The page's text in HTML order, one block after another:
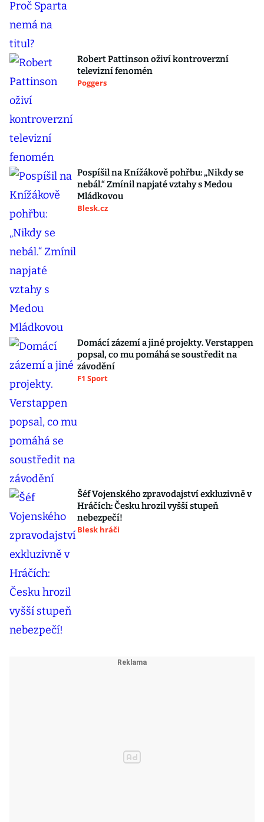
Robert Pattinson oživí kontroverzní
televizní fenomén
Poggers
Pospíšil na Knížákově pohřbu: „Nikdy se
nebál.“ Zmínil napjaté vztahy s Medou
Mládkovou
Blesk.cz
Domácí zázemí a jiné projekty. Verstappen
popsal, co mu pomáhá se soustředit na
závodění
F1 Sport
Šéf Vojenského zpravodajství exkluzivně v
Hráčích: Česku hrozil vyšší stupeň
nebezpečí!
Blesk hráči